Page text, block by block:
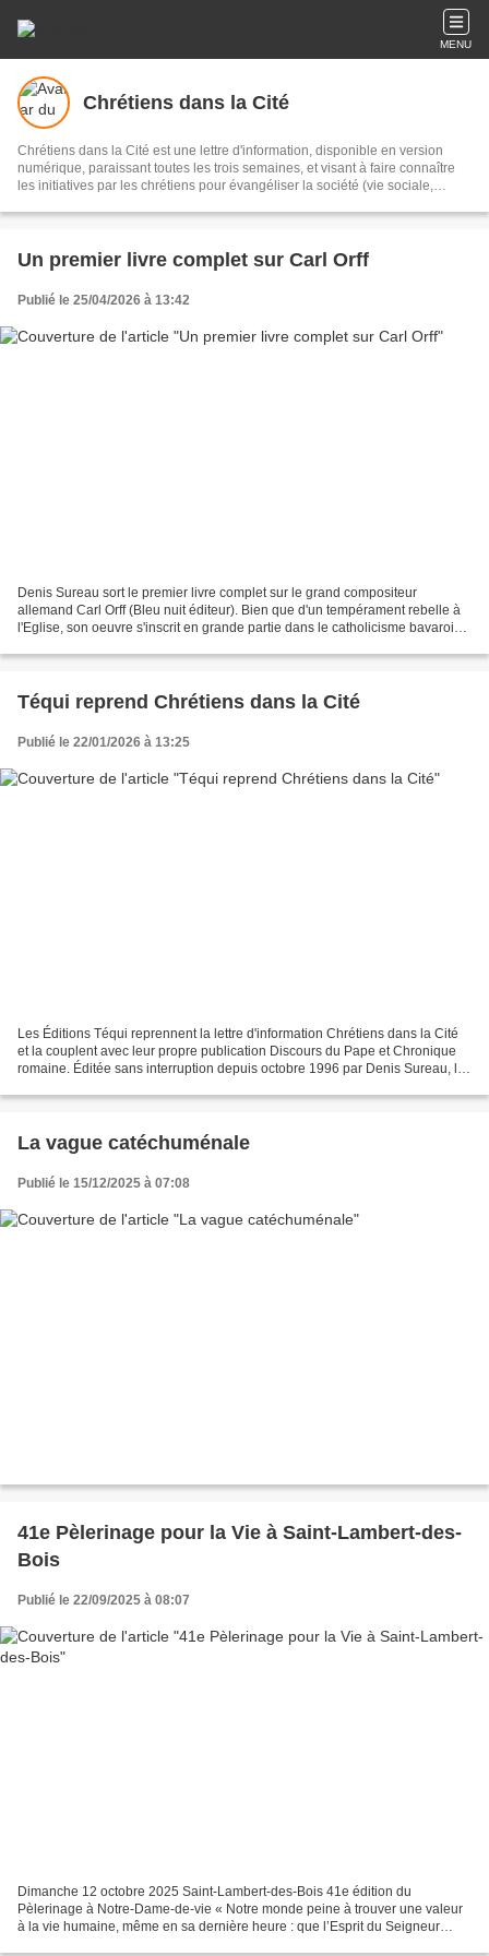
MENU
Chrétiens dans la Cité
Chrétiens dans la Cité est une lettre d'information, disponible en version
numérique, paraissant toutes les trois semaines, et visant à faire connaître
les initiatives par les chrétiens pour évangéliser la société (vie sociale,
Un premier livre complet sur Carl Orff
Publié le 25/04/2026 à 13:42
Denis Sureau sort le premier livre complet sur le grand compositeur
allemand Carl Orff (Bleu nuit éditeur). Bien que d'un tempérament rebelle à
l'Eglise, son oeuvre s'inscrit en grande partie dans le catholicisme bavarois
Téqui reprend Chrétiens dans la Cité
Publié le 22/01/2026 à 13:25
Les Éditions Téqui reprennent la lettre d'information Chrétiens dans la Cité
et la couplent avec leur propre publication Discours du Pape et Chronique
romaine. Éditée sans interruption depuis octobre 1996 par Denis Sureau, la
La vague catéchuménale
Publié le 15/12/2025 à 07:08
41e Pèlerinage pour la Vie à Saint-Lambert-des-
Bois
Publié le 22/09/2025 à 08:07
Dimanche 12 octobre 2025 Saint-Lambert-des-Bois 41e édition du
Pèlerinage à Notre-Dame-de-vie « Notre monde peine à trouver une valeur
à la vie humaine, même en sa dernière heure : que l’Esprit du Seigneur